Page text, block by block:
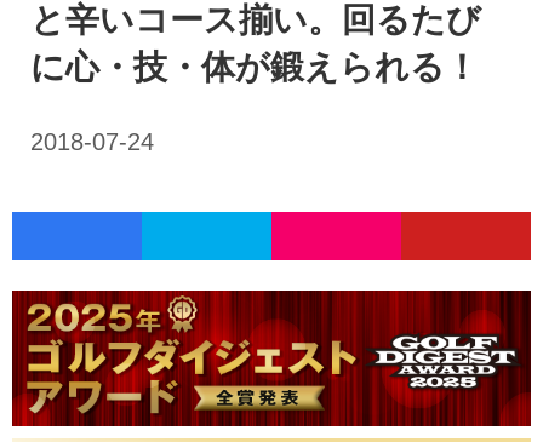
と辛いコース揃い。回るたび
に心・技・体が鍛えられる！